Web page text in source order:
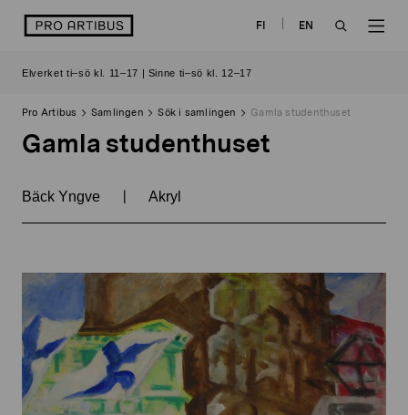
logo FI
EN
Elverket ti–sö kl. 11–17 | Sinne ti–sö kl. 12–17
Pro Artibus Samlingen Sök i samlingen Gamla studenthuset
Gamla studenthuset
Bäck Yngve | Akryl